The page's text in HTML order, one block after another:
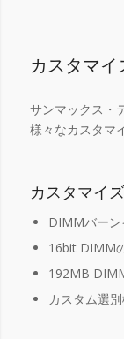
カスタマイ
サンマックス・
様々なカスタマ
カスタマイ
DIMMバーン
16bit DIMM
192MB
カスタム選